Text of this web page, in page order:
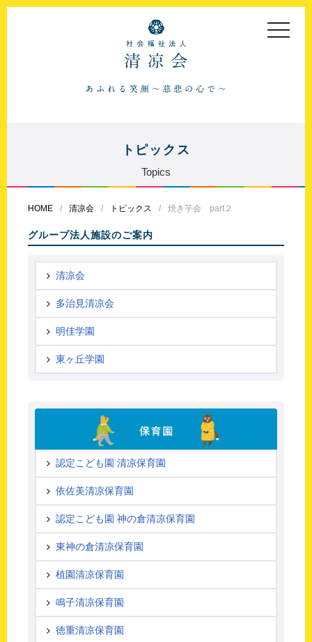
toggle
トピックス
Topics
HOME 清凉会 トピックス 焼き芋会 part２
グループ法人施設のご案内
清凉会
多治見清凉会
明佳学園
東ヶ丘学園
認定こども園 清凉保育園
依佐美清凉保育園
認定こども園 神の倉清凉保育園
東神の倉清凉保育園
植園清凉保育園
鳴子清凉保育園
徳重清凉保育園